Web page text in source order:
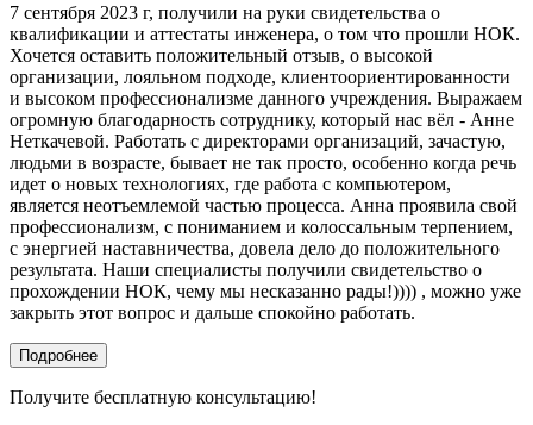
7 сентября 2023 г, получили на руки свидетельства о
квалификации и аттестаты инженера, о том что прошли НОК.
Хочется оставить положительный отзыв, о высокой
организации, лояльном подходе, клиентоориентированности
и высоком профессионализме данного учреждения. Выражаем
огромную благодарность сотруднику, который нас вёл - Анне
Неткачевой. Работать с директорами организаций, зачастую,
людьми в возрасте, бывает не так просто, особенно когда речь
идет о новых технологиях, где работа с компьютером,
является неотъемлемой частью процесса. Анна проявила свой
профессионализм, с пониманием и колоссальным терпением,
с энергией наставничества, довела дело до положительного
результата. Наши специалисты получили свидетельство о
прохождении НОК, чему мы несказанно рады!)))) , можно уже
закрыть этот вопрос и дальше спокойно работать.
Подробнее
Получите бесплатную консультацию!